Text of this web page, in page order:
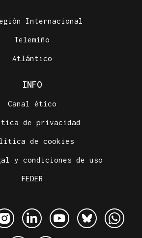
Internacional
Telemiño
Atlántico
INFO
Canal ético
de privacidad
de cookies
y condiciones de uso
FEDER